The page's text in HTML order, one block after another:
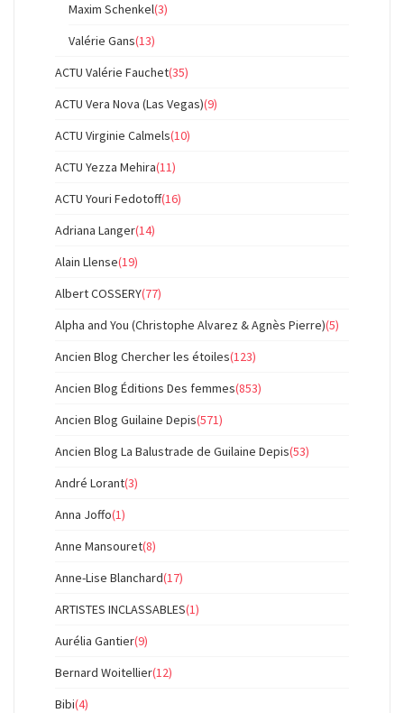
Maxim Schenkel(3)
Valérie Gans(13)
ACTU Valérie Fauchet(35)
ACTU Vera Nova (Las Vegas)(9)
ACTU Virginie Calmels(10)
ACTU Yezza Mehira(11)
ACTU Youri Fedotoff(16)
Adriana Langer(14)
Alain Llense(19)
Albert COSSERY(77)
Alpha and You (Christophe Alvarez & Agnès Pierre)(5)
Ancien Blog Chercher les étoiles(123)
Ancien Blog Éditions Des femmes(853)
Ancien Blog Guilaine Depis(571)
Ancien Blog La Balustrade de Guilaine Depis(53)
André Lorant(3)
Anna Joffo(1)
Anne Mansouret(8)
Anne-Lise Blanchard(17)
ARTISTES INCLASSABLES(1)
Aurélia Gantier(9)
Bernard Woitellier(12)
Bibi(4)